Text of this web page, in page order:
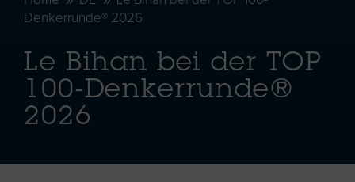
Denkerrunde® 2026
Le Bihan bei der TOP
100-Denkerrunde®
2026